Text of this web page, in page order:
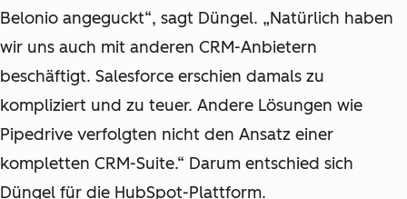
Belonio angeguckt“, sagt Düngel. „Natürlich haben
wir uns auch mit anderen CRM-Anbietern
beschäftigt. Salesforce erschien damals zu
kompliziert und zu teuer. Andere Lösungen wie
Pipedrive verfolgten nicht den Ansatz einer
kompletten CRM-Suite.“ Darum entschied sich
Düngel für die HubSpot-Plattform.